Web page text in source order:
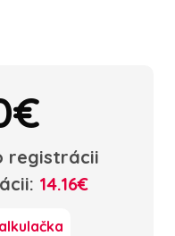
registrácii
14.16€